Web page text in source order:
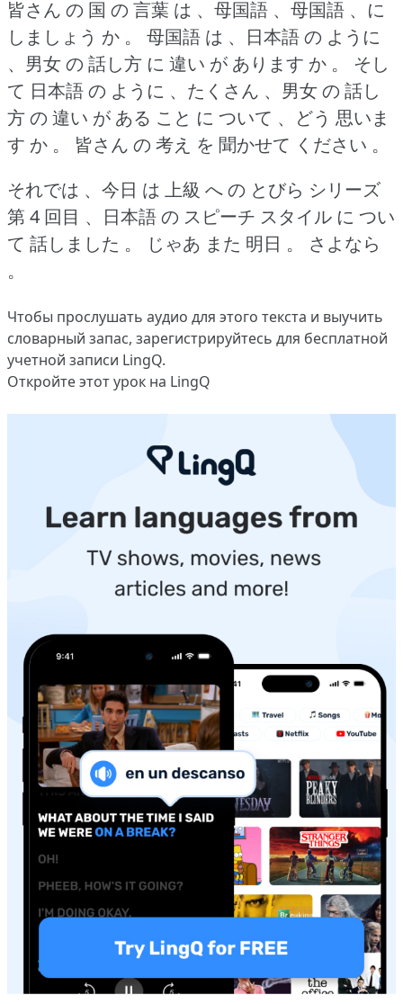
皆さん の 国 の 言葉 は 、母国語 、母国語 、に
しましょう か 。
母国語 は 、日本語 の ように
、男女 の 話し方 に 違い が あります か 。
そし
て 日本語 の ように 、たくさん 、男女 の 話し
方 の 違い が ある こと に ついて 、どう 思いま
す か 。
皆さん の 考え を 聞かせて ください 。
それでは 、今日 は 上級 へ の とびら シリーズ
第 4 回目 、日本語 の スピーチ スタイル に つい
て 話しました 。
じゃあ また 明日 。
さよなら
。
Чтобы прослушать аудио для этого текста и выучить
словарный запас, зарегистрируйтесь для бесплатной
учетной записи LingQ.
Откройте этот урок на LingQ